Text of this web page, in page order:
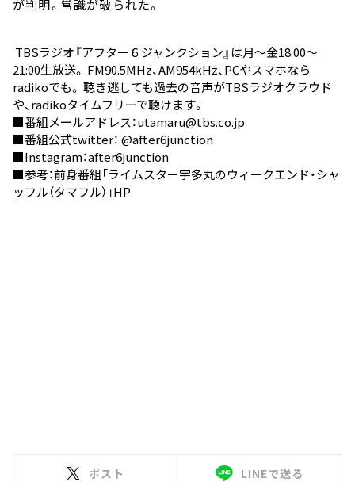
が判明。常識が破られた。
TBSラジオ『アフター６ジャンクション』は月～金18:00～
21:00生放送。 FM90.5MHz、AM954kHz、PCやスマホなら
radikoでも。 聴き逃しても過去の音声がTBSラジオクラウド
や、 radikoタイムフリーで聴けます。
■番組メールアドレス：utamaru@tbs.co.jp
■番組公式twitter： @after6junction
■Instagram：after6junction
■参考：前身番組「ライムスター宇多丸のウィークエンド・シャ
ッフル（タマフル）」HP
ポスト LINEで送る